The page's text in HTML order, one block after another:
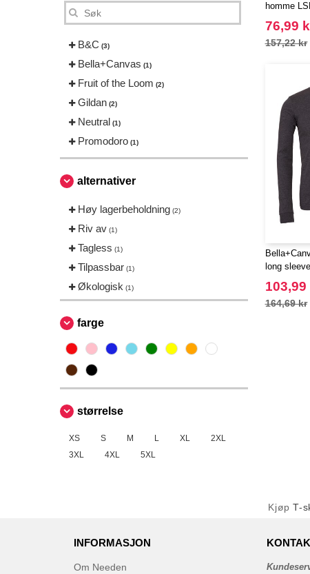
B&C (3)
Bella+Canvas (1)
Fruit of the Loom (2)
Gildan (2)
Neutral (1)
Promodoro (1)
alternativer
Høy lagerbeholdning (2)
Riv av (1)
Tagless (1)
Tilpassbar (1)
Økologisk (1)
farge
størrelse
XS S M L XL
2XL
3XL
4XL 5XL
homme
76,99
157,22 kr
long
103,99
164,69 kr
KjøpT-
INFORMASJON
Om Needen